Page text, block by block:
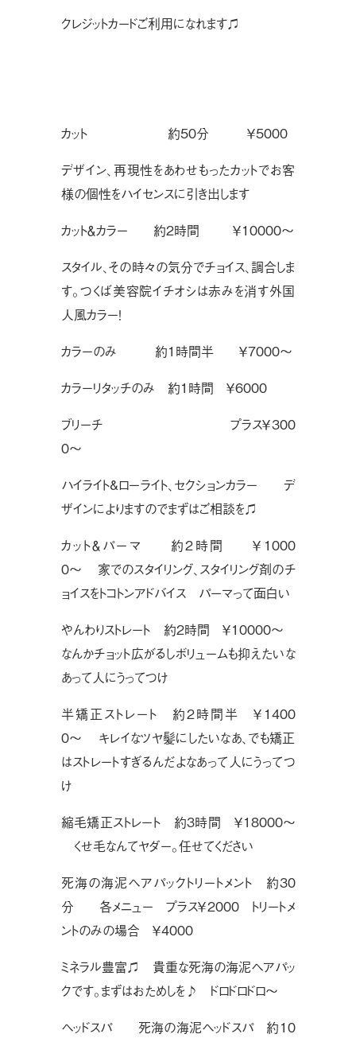
クレジットカードご利用になれます♫
カット  約50分 ￥5000
デザイン、再現性をあわせもったカットでお客
様の個性をハイセンスに引き出します
カット＆カラー 約2時間 ￥10000〜
スタイル、その時々の気分でチョイス、調合しま
す。つくば美容院イチオシは赤みを消す外国
人風カラー！
カラーのみ 約1時間半 ￥7000〜
カラーリタッチのみ 約1時間 ￥6000
ブリーチ プラス￥300
0〜
ハイライト&ローライト、セクションカラー デ
ザインによりますのでまずはご相談を♫
カット＆パーマ 約2時間 ￥1000
0〜 家でのスタイリング、スタイリング剤のチ
ョイスをトコトンアドバイス パーマって面白い
やんわりストレート 約2時間 ￥10000〜
なんかチョット広がるしボリュームも抑えたいな
あって人にうってつけ
半矯正ストレート 約2時間半 ￥1400
0〜 キレイなツヤ髪にしたいなあ、でも矯正
はストレートすぎるんだよなあって人にうってつ
け
縮毛矯正ストレート 約3時間 ￥18000〜
くせ毛なんてヤダー。任せてください
死海の海泥ヘアパックトリートメント 約30
分 各メニュー プラス￥2000 トリートメ
ントのみの場合 ￥4000
ミネラル豊富♫ 貴重な死海の海泥ヘアパッ
クです。まずはおためしを♪ ドロドロドロ〜
ヘッドスパ 死海の海泥ヘッドスパ 約10